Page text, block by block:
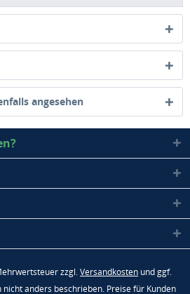
angesehen
zzgl.Versandkosten und ggf.
anders beschrieben. Preise für Kunden